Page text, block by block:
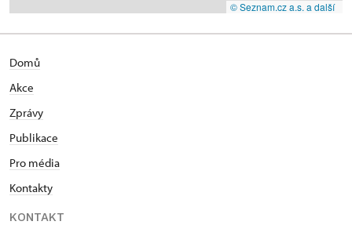
© Seznam.cz a.s. a další
Domů
Akce
Zprávy
Publikace
Pro média
Kontakty
KONTAKT